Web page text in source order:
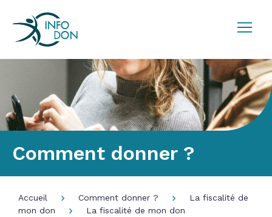
Comment donner ?
Accueil Comment donner ?
La fiscalité de
mon don
La fiscalité de mon don